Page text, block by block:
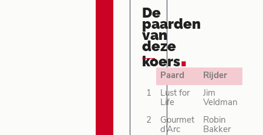
De
paarden
van
deze
koers.
Paard
Rijder
1
Lust for
Life
Jim
Veldman
2
Gourmet
d’Arc
Robin
Bakker